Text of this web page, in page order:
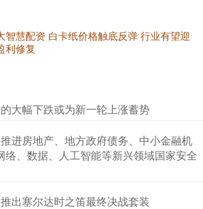
智慧配资 白卡纸价格触底反弹 行业有望迎
利修复
大幅下跌或为新一轮上涨蓄势
进房地产、地方政府债务、中小金融机
络、数据、人工智能等新兴领域国家安全
出塞尔达时之笛最终决战套装